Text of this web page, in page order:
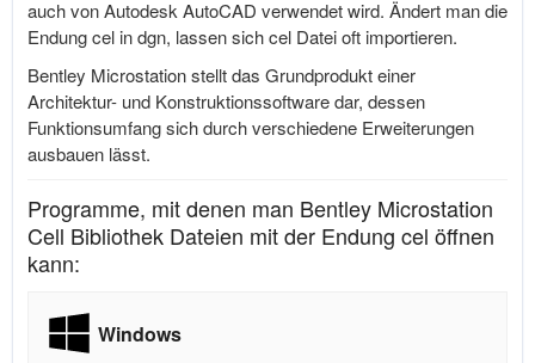
auch von Autodesk AutoCAD verwendet wird. Ändert man die
Endung cel in dgn, lassen sich cel Datei oft importieren.
Bentley Microstation stellt das Grundprodukt einer
Architektur- und Konstruktionssoftware dar, dessen
Funktionsumfang sich durch verschiedene Erweiterungen
ausbauen lässt.
Programme, mit denen man Bentley Microstation
Cell Bibliothek Dateien mit der Endung cel öffnen
kann:
Windows